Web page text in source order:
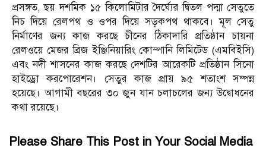
প্রসঙ্গত, ছয় দশমিক ১৫ কিলোমিটার দৈর্ঘ্যের দ্বিতল পদ্মা সেতুতে
নিচ দিয়ে রেলপথ ও ওপর দিয়ে সড়কপথ থাকবে। মূল সেতু
নির্মাণের জন্য কাজ করছে চীনের ঠিকাদারি প্রতিষ্ঠান চায়না
রেলওয়ে মেজর ব্রিজ ইঞ্জিনিয়ারিং কোম্পানি লিমিটেড (এমবিইসি)
এবং নদী শাসনের কাজ করছে দেশটির আরেকটি প্রতিষ্ঠান সিনো
হাইড্রো করপোরেশন। সেতুর কাজ প্রায় ৯৫ শতাংশ সম্পন্ন
হয়েছে। আগামী বছরের ৩০ জুন যান চলাচলের জন্য উদ্বোধনের
কথা রয়েছে।
Please Share This Post in Your Social Media